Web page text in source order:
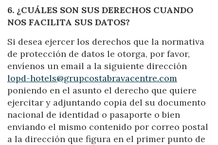
6. ¿CUÁLES SON SUS DERECHOS CUANDO
NOS FACILITA SUS DATOS?
Si desea ejercer los derechos que la normativa
de protección de datos le otorga, por favor,
envíenos un email a la siguiente dirección
lopd-hotels@grupcostabravacentre.com
poniendo en el asunto el derecho que quiere
ejercitar y adjuntando copia del su documento
nacional de identidad o pasaporte o bien
enviando el mismo contenido por correo postal
a la dirección que figura en el primer punto de